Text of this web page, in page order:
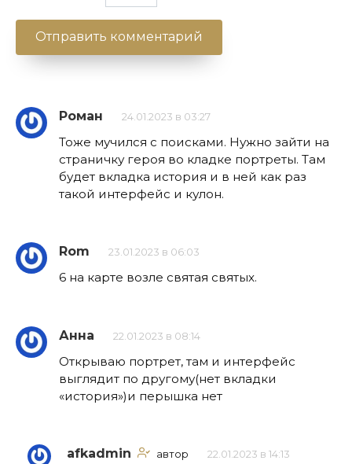
Роман 24.01.2023 в 03:27
Тоже мучился с поисками. Нужно зайти на
страничку героя во кладке портреты. Там
будет вкладка история и в ней как раз
такой интерфейс и кулон.
Rom 23.01.2023 в 06:03
6 на карте возле святая святых.
Анна 22.01.2023 в 08:14
Открываю портрет, там и интерфейс
выглядит по другому(нет вкладки
«история»)и перышка нет
afkadmin автор 22.01.2023 в 14:13